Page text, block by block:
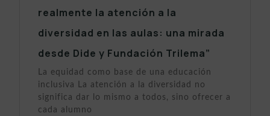
realmente la atención a la
diversidad en las aulas: una mirada
desde Dide y Fundación Trilema”
La equidad como base de una educación
inclusiva La atención a la diversidad no
significa dar lo mismo a todos, sino ofrecer a
cada alumno